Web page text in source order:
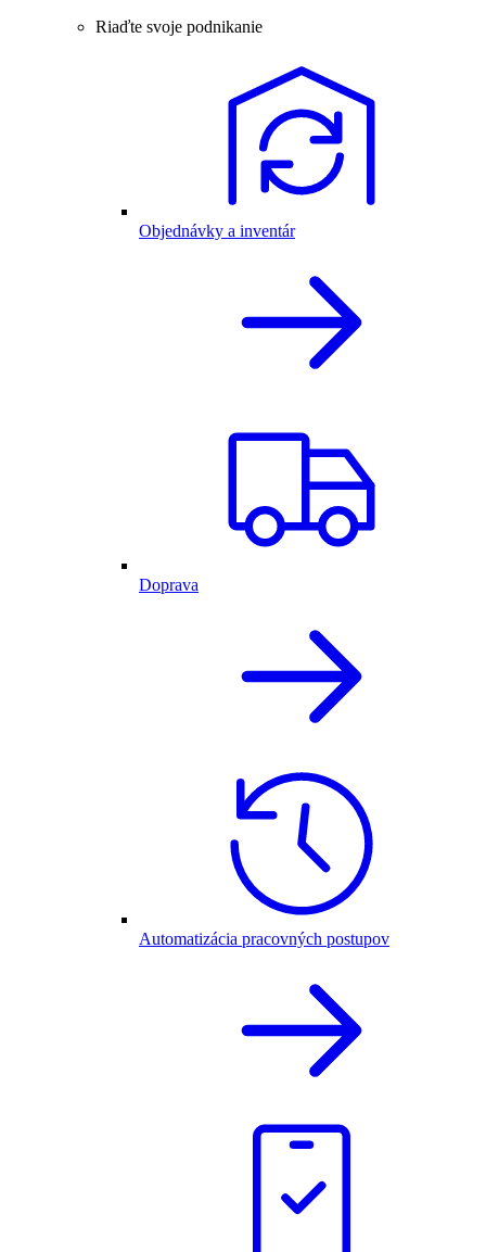
Riaďte svoje podnikanie
Objednávky a inventár
Doprava
Automatizácia pracovných postupov